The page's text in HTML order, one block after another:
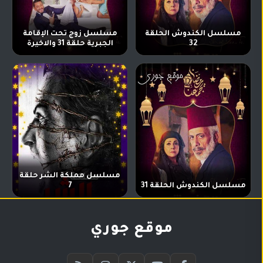
مسلسل الكندوش الحلقة
32
مسلسل زوج تحت الإقامة
الجبرية حلقة 31 والاخيرة
مسلسل الكندوش الحلقة 31
مسلسل مملكة الشر حلقة
7
موقع جوري